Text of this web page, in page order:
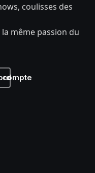
coulisses des
même passion du
compte